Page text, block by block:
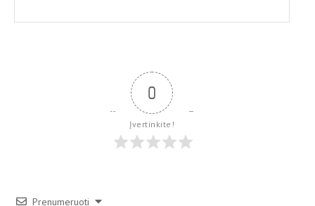
0
Įvertinkite!
Prenumeruoti